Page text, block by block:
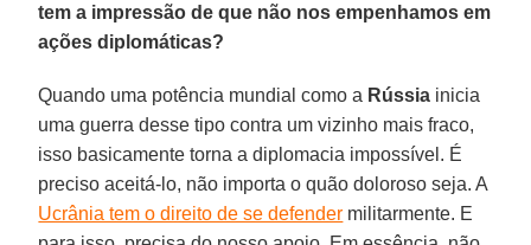
tem a impressão de que não nos empenhamos em
ações diplomáticas?
Quando uma potência mundial como a Rússia inicia
uma guerra desse tipo contra um vizinho mais fraco,
isso basicamente torna a diplomacia impossível. É
preciso aceitá-lo, não importa o quão doloroso seja. A
Ucrânia tem o direito de se defender militarmente. E